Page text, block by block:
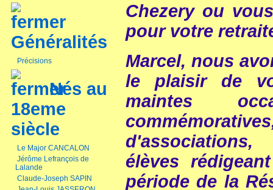
Généralités
Précisions
Nés au
18eme
siècle
Le Major CANCALON
Jérôme Lefrançois de
Lalande
Claude-Joseph SAPIN
Chezery ou
pour votre
Marcel, nous
le plaisir de
maintes
élèves
période de la